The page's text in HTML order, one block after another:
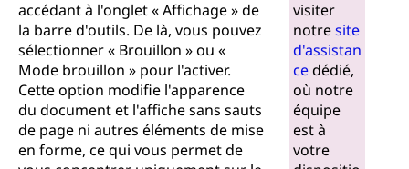
accédant à l'onglet « Affichage » de
la barre d'outils. De là, vous pouvez
sélectionner « Brouillon » ou «
Mode brouillon » pour l'activer.
Cette option modifie l'apparence
du document et l'affiche sans sauts
de page ni autres éléments de mise
en forme, ce qui vous permet de
visiter
notresite
d'assistan
cedédié,
où notre
équipe
est à
votre